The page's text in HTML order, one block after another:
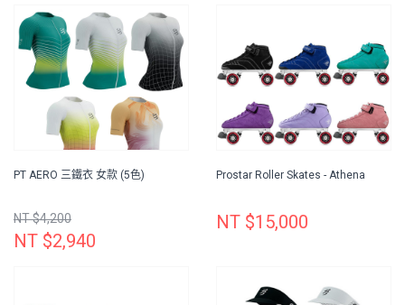
PT AERO 三鐵衣 女款 (5色)
NT $4,200
NT $2,940
Prostar Roller Skates - Athena
NT $15,000